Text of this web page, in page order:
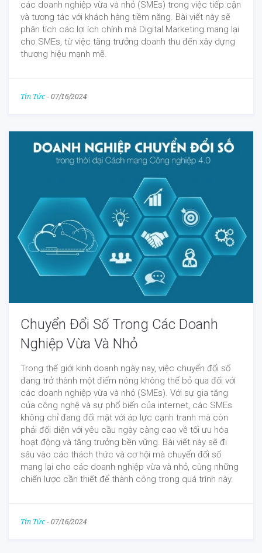
các doanh nghiệp vừa và nhỏ (SMEs) trong việc tiếp cận
và tương tác với khách hàng tiềm năng. Bài viết này sẽ
phân tích các lợi ích chính mà Digital Marketing mang lại
cho SMEs, từ việc tăng trưởng doanh thu đến xây dựng
thương hiệu mạnh mẽ.
Tin Tức - 07/16/2024
Chuyển Đổi Số Trong Các Doanh
Nghiệp Vừa Và Nhỏ
Trong thế giới kinh doanh ngày nay, việc chuyển đổi số
đang trở thành một điểm nóng không thể bỏ qua đối với
các doanh nghiệp vừa và nhỏ (SMEs). Với sự gia tăng
của công nghệ và sự phổ biến của internet, các SMEs
không chỉ đang đối mặt với áp lực cạnh tranh mà còn
phải đối diện với yêu cầu ngày càng cao về tối ưu hóa
hoạt động và tăng trưởng bền vững. Bài viết này sẽ đi
sâu vào các thách thức và cơ hội mà chuyển đổi số
mang lại cho các doanh nghiệp vừa và nhỏ, cùng những
chiến lược cần thiết để thành công trong quá trình này.
Tin Tức - 07/16/2024